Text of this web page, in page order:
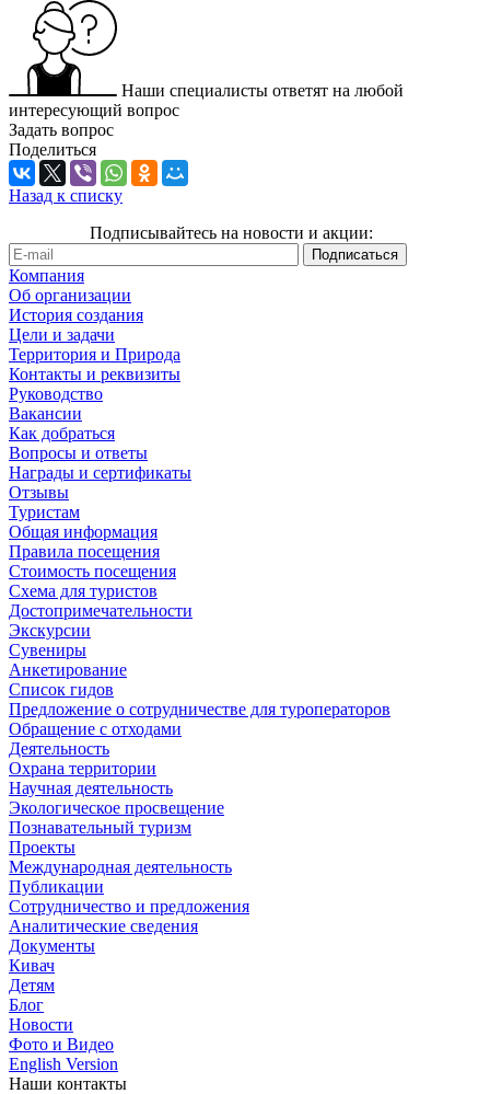
Наши специалисты ответят на любой
интересующий вопрос
Задать вопрос
Поделиться
Назад к списку
Подписывайтесь на новости и акции:
Компания
Об организации
История создания
Цели и задачи
Территория и Природа
Контакты и реквизиты
Руководство
Вакансии
Как добраться
Вопросы и ответы
Награды и сертификаты
Отзывы
Туристам
Общая информация
Правила посещения
Стоимость посещения
Схема для туристов
Достопримечательности
Экскурсии
Сувениры
Анкетирование
Список гидов
Предложение о сотрудничестве для туроператоров
Обращение с отходами
Деятельность
Охрана территории
Научная деятельность
Экологическое просвещение
Познавательный туризм
Проекты
Международная деятельность
Публикации
Сотрудничество и предложения
Аналитические сведения
Документы
Кивач
Детям
Блог
Новости
Фото и Видео
English Version
Наши контакты